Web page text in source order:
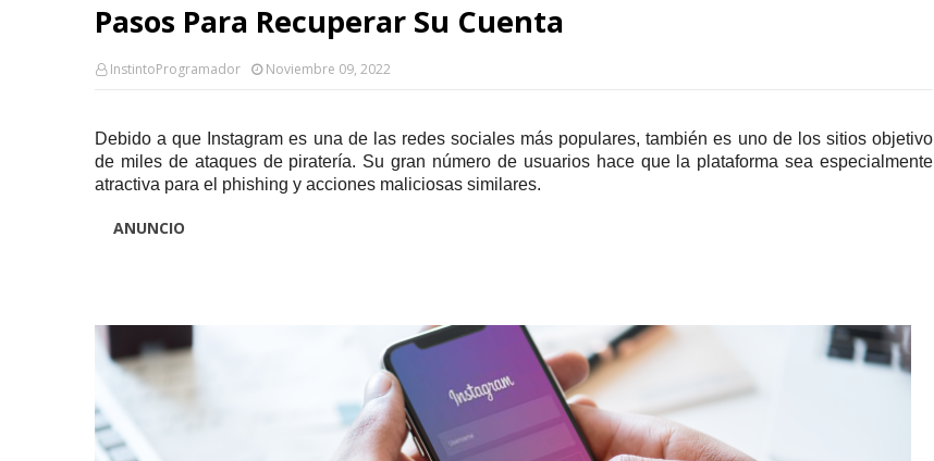
Pasos Para Recuperar Su Cuenta
InstintoProgramador Noviembre 09, 2022
Debido a que Instagram es una de las redes sociales más populares, también es uno de los sitios objetivo
de miles de ataques de piratería. Su gran número de usuarios hace que la plataforma sea especialmente
atractiva para el phishing y acciones maliciosas similares.
ANUNCIO